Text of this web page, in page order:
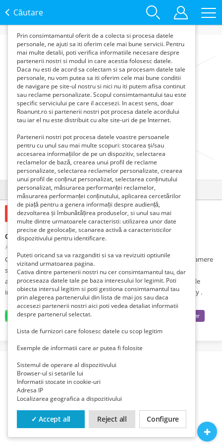
Căutare
Detalii Contact
400 Lei
Caut sa fac Menaj
Romania, Ilfov, Bucuresti Sector 2, Bucuresti,
Caut sa fac curatenie la o doamna singura,in apartament cu 2-3 camere
sau garsoniera.de doua trei ori pe saptamana,si orice este in
apropiere.zona: sector 2-3 si 1 sau imprejurimi.fac treaba si sunt de
incredere eu nu am obligatii,WhatsApp: telef +40 0734653667.dany .
date sunt folosite pentru analizarea traffic-ului pe site-ul
Prin consimtamantul oferit de a colecta si procesa datele
personale, ne ajuti sa iti oferim cele mai bune servicii. Pentru
mai multe detalii, poti verifica informatiile necesare despre
partenerii nostri si modul in care acestia folosesc datele.
Daca nu esti de acord sa colectam si sa procesam datele tale
personale, nu vom putea sa iti oferim cele mai bune conditii
de navigare pe site-ul nostru si nici nu iti putem afisa continut
sau reclame personalizate. Scopul consimtamantului tau este
specific serviciului pe care il accesezi. In acest sens, doar
Roanunt.ro si partenerii nostri pot procesa datele acordului
tau iar el nu este distribuit cu alte site-uri de pe Internet.
Partenerii nostri pot procesa datele voastre persoanele
pentru cu unul sau mai multe scopuri: stocarea și/sau
accesarea informațiilor de pe un dispozitiv, selectarea
reclamelor de bază, crearea unui profil de reclame
personalizate, selectarea reclamelor personalizate, crearea
unui profil de conținut personalizat, selectarea conținutului
personalizat, măsurarea performanței reclamelor,
măsurarea performanței conținutului, aplicarea cercetărilor
de piață pentru a genera informații despre audiență,
dezvoltarea și îmbunătățirea produselor, si unul sau mai
multe dintre urmatoarele caracteristi: utilizarea unor date
precise de geolocație, scanarea activă a caracteristicilor
dispozitivului pentru identificare.
Puteti oricand sa va razganditi si sa va revizuiti optiunile
vizitand urmatoarea pagina.
Cativa dintre partenerii nostri nu cer consimtamantul tau, dar
proceseaza datele tale pe baza interesului lor legimit. Poti
obiecta intersul legitim si poti gestiona consimtamantul tau
prin alegerea partenerului din lista de mai jos sau daca
accesezi partenerii nostri aici poti vedea detaliat informatii
despre partenerul selectat.
Lista de furnizori care folosesc datele cu scop legitim
Exemple de informatii care ar putea fi folosite
Sistemul de operare al dispozitivului
Browser-ul si setarile lui
Informatii stocate in cookie-uri
Adresa IP
Localizarea geografica a dispozitivului
✓ Accept all Reject all Configure